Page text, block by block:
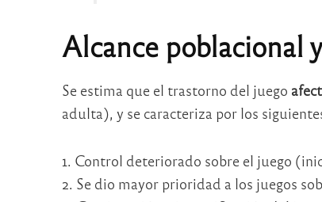
Alcance poblacional
Se estima que el trastorno del juego
adulta), y se caracteriza por los
1. Control deteriorado sobre el juego
2. Se dio mayor prioridad a los juegos